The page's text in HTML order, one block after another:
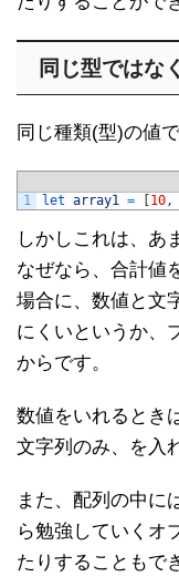
同じ型ではな
同じ種類(型)の値
1 let array1 = 10,
しかしこれは、あ
なぜなら、合計値
場合に、数値と文
にくいというか、
からです。
数値をいれるとき
文字列のみ、を入
また、配列の中に
ら勉強していくオ
たりすることもで